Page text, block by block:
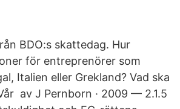
BDO:s skattedag. Hur
för entreprenörer som
Italien eller Grekland? Vad ska
av J Pernborn · 2009 — 2.1.5